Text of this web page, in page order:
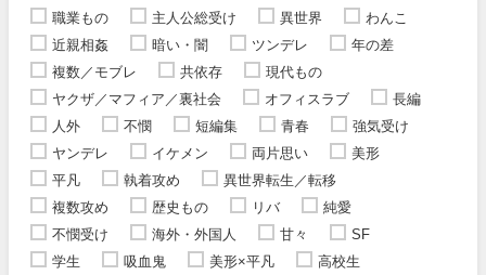
職業もの
主人公総受け 異世界
わんこ
近親相姦
暗い・闇 ツンデレ
年の差
複数／モブレ
共依存
現代もの
ヤクザ／マフィア／裏社会
オフィスラブ
長編
人外
不憫 短編集 青春
強気受け
ヤンデレ
イケメン 両片思い
美形
平凡
執着攻め
異世界転生／転移
複数攻め
歴史もの リバ
純愛
不憫受け
海外・外国人 甘々
SF
学生
吸血鬼 美形×平凡
高校生